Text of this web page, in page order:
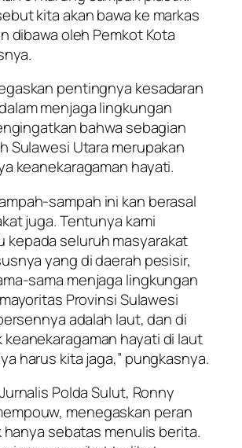
kita akan bawa ke markas
dibawa oleh Pemkot Kota
pentingnya kesadaran
menjaga lingkungan
bahwa sebagian
Sulawesi Utara merupakan
keanekaragaman hayati.
sampah ini kan berasal
juga. Tentunya kami
kepada seluruh masyarakat
yang di daerah pesisir,
sama menjaga lingkungan
Provinsi Sulawesi
adalah laut, dan di
keanekaragaman hayati di laut
harus kita jaga,” pungkasnya.
Polda Sulut, Ronny
menegaskan peran
hanya sebatas menulis berita.